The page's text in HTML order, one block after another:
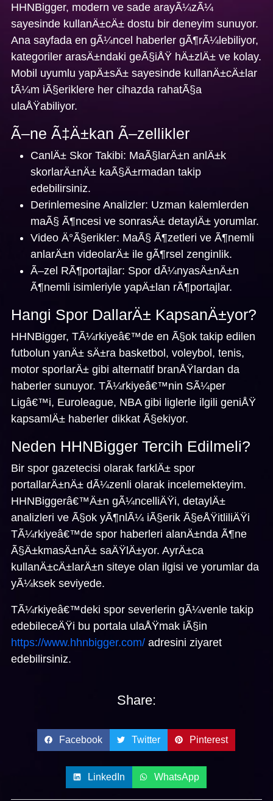
HHNBigger, modern ve sade arayÃ¼zÃ¼
sayesinde kullanÄ±cÄ± dostu bir deneyim sunuyor.
Ana sayfada en gÃ¼ncel haberler gÃ¶rÃ¼lebiliyor,
kategoriler arasÄ±ndaki geÃ§iÅŸ hÄ±zlÄ± ve kolay.
Mobil uyumlu yapÄ±sÄ± sayesinde kullanÄ±cÄ±lar
tÃ¼m iÃ§eriklere her cihazda rahatÃ§a
ulaÅŸabiliyor.
Ã–ne Ã‡Ä±kan Ã–zellikler
CanlÄ± Skor Takibi: MaÃ§larÄ±n anlÄ±k
skorlarÄ±nÄ± kaÃ§Ä±rmadan takip
edebilirsiniz.
Derinlemesine Analizler: Uzman kalemlerden
maÃ§ Ã¶ncesi ve sonrasÄ± detaylÄ± yorumlar.
Video Ä°Ã§erikler: MaÃ§ Ã¶zetleri ve Ã¶nemli
anlarÄ±n videolarÄ± ile gÃ¶rsel zenginlik.
Ã–zel RÃ¶portajlar: Spor dÃ¼nyasÄ±nÄ±n
Ã¶nemli isimleriyle yapÄ±lan rÃ¶portajlar.
Hangi Spor DallarÄ± KapsanÄ±yor?
HHNBigger, TÃ¼rkiyeâ€™de en Ã§ok takip edilen
futbolun yanÄ± sÄ±ra basketbol, voleybol, tenis,
motor sporlarÄ± gibi alternatif branÅŸlardan da
haberler sunuyor. TÃ¼rkiyeâ€™nin SÃ¼per
Ligâ€™i, Euroleague, NBA gibi liglerle ilgili geniÅŸ
kapsamlÄ± haberler dikkat Ã§ekiyor.
Neden HHNBigger Tercih Edilmeli?
Bir spor gazetecisi olarak farklÄ± spor
portallarÄ±nÄ± dÃ¼zenli olarak incelemekteyim.
HHNBiggerâ€™Ä±n gÃ¼ncelliÄŸi, detaylÄ±
analizleri ve Ã§ok yÃ¶nlÃ¼ iÃ§erik Ã§eÅŸitliliÄŸi
TÃ¼rkiyeâ€™de spor haberleri alanÄ±nda Ã¶ne
Ã§Ä±kmasÄ±nÄ± saÄŸlÄ±yor. AyrÄ±ca
kullanÄ±cÄ±larÄ±n siteye olan ilgisi ve yorumlar da
yÃ¼ksek seviyede.
TÃ¼rkiyeâ€™deki spor severlerin gÃ¼venle takip
edebileceÄŸi bu portala ulaÅŸmak iÃ§in
https://www.hhnbigger.com/ adresini ziyaret
edebilirsiniz.
Share:
Facebook Twitter Pinterest
LinkedIn WhatsApp